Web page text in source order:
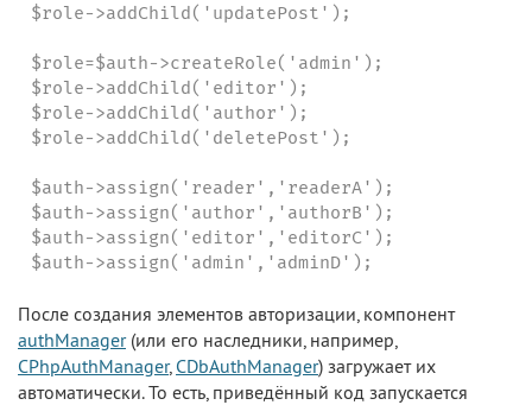
$role->addChild('updatePost');
$role=$auth->createRole('admin');
$role->addChild('editor');
$role->addChild('author');
$role->addChild('deletePost');
$auth->assign('reader','readerA');
$auth->assign('author','authorB');
$auth->assign('editor','editorC');
$auth->assign('admin','adminD');
После создания элементов авторизации, компонент
authManager(или его наследники, например,
CPhpAuthManager, CDbAuthManager) загружает их
автоматически. То есть, приведённый код запускается